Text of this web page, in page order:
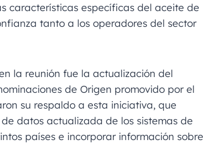
características específicas del aceite de
tanto a los operadores del sector
la reunión fue la actualización del
de Origen promovido por el
su respaldo a esta iniciativa, que
datos actualizada de los sistemas de
países e incorporar información sobre